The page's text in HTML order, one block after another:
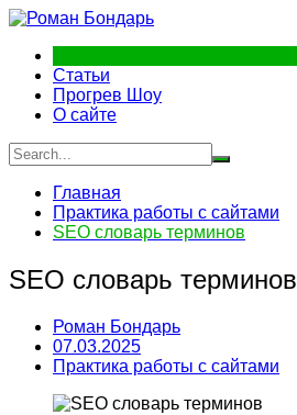
Перейти
содержимому
Статьи
Прогрев Шоу
О сайте
Главная
Практика работы с сайтами
SEO словарь терминов
SEO словарь терминов
Роман Бондарь
07.03.2025
Практика работы с сайтами